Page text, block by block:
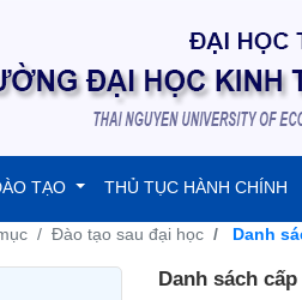
TẠO THỦ TỤC HÀNH CHÍNH
Đào tạo sau đại học Danh
Danh sách